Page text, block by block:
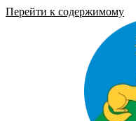
Перейти к содержимому